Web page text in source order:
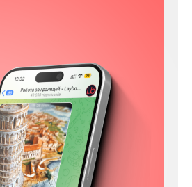
Facebook
YouTube